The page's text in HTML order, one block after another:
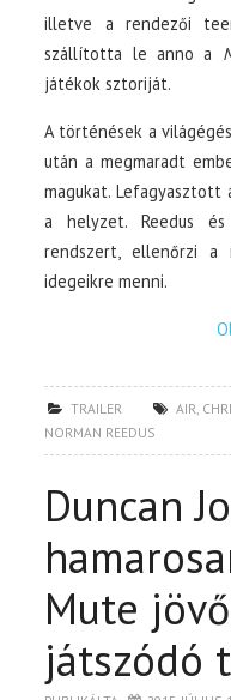
illetve a rendezői
szállította le anno a
játékok sztoriját.
A történések a
után a megmaradt
magukat. Lefagyasztott
a helyzet. Reedus és
rendszert, ellenőrzi
idegeikre menni.
TRAILER AIR,
NORMAN REEDUS
Duncan
Mute
játszódó